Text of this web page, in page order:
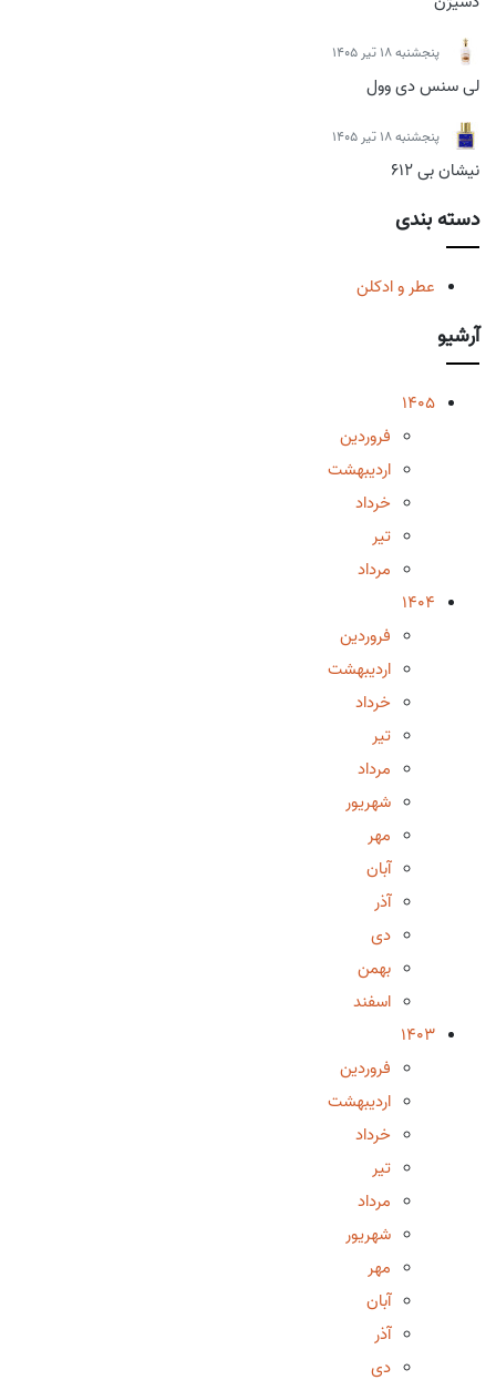
پنجشنبه 18 تیر 1405
لی سنس دی وول
پنجشنبه 18 تیر 1405
نیشان بی 612
دسته بندی
عطر و ادکلن
آرشیو
1405
فروردین
اردیبهشت
خرداد
تیر
مرداد
1404
فروردین
اردیبهشت
خرداد
تیر
مرداد
شهریور
مهر
آبان
آذر
دی
بهمن
اسفند
1403
فروردین
اردیبهشت
خرداد
تیر
مرداد
شهریور
مهر
آبان
آذر
دی